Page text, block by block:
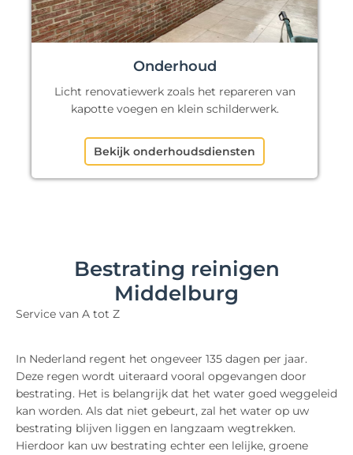
Onderhoud
Licht renovatiewerk zoals het repareren van
kapotte voegen en klein schilderwerk.
Bekijk onderhoudsdiensten
Bestrating reinigen
Middelburg
Service van A tot Z
In Nederland regent het ongeveer 135 dagen per jaar.
Deze regen wordt uiteraard vooral opgevangen door
bestrating. Het is belangrijk dat het water goed weggeleid
kan worden. Als dat niet gebeurt, zal het water op uw
bestrating blijven liggen en langzaam wegtrekken.
Hierdoor kan uw bestrating echter een lelijke, groene